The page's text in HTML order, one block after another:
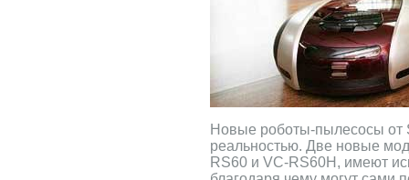
Новые роботы-пылесосы от
реальностью. Две новые
RS60 и VC-RS60H, имеют